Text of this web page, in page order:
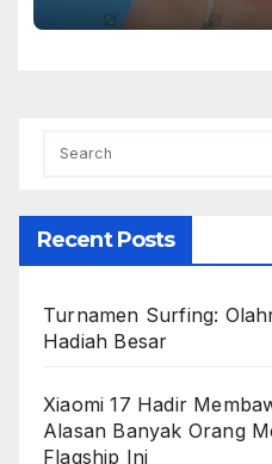
Recent Posts
Turnamen Surfing:
Hadiah Besar
Xiaomi 17 Hadir
Alasan Banyak Orang
Flagship Ini